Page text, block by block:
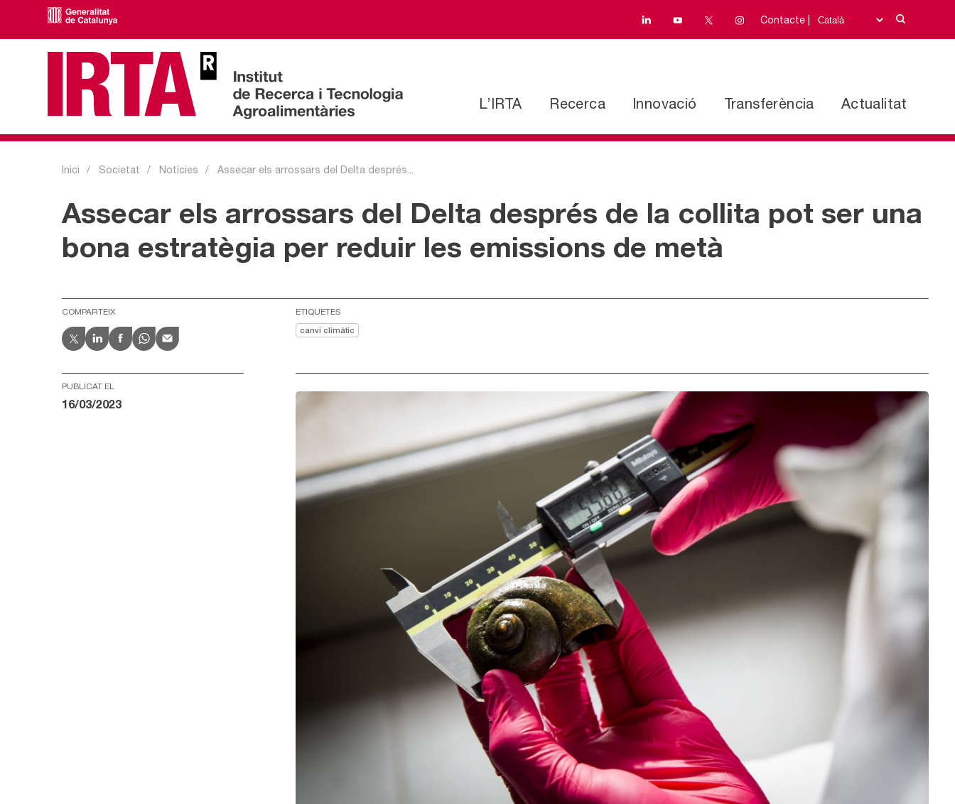
Contacte |
L’IRTA Recerca Innovació Transferència Actualitat
Inici Societat Notícies Assecar els arrossars del Delta després...
Assecar els arrossars del Delta després de la collita pot ser una
bona estratègia per reduir les emissions de metà
COMPARTEIX ETIQUETES
canvi climàtic
PUBLICAT EL
16/03/2023